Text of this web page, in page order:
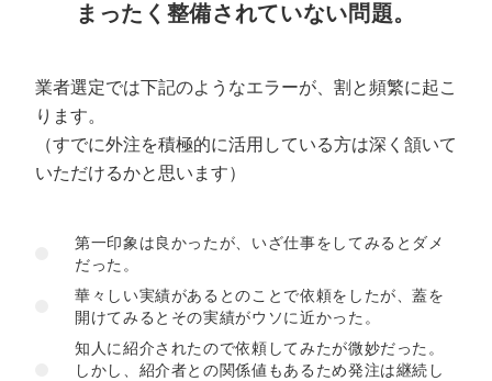
まったく整備されていない問題。
業者選定では下記のようなエラーが、割と頻繁に起こ
ります。
（すでに外注を積極的に活用している方は深く頷いて
いただけるかと思います）
第一印象は良かったが、いざ仕事をしてみるとダメ
だった。
華々しい実績があるとのことで依頼をしたが、蓋を
開けてみるとその実績がウソに近かった。
知人に紹介されたので依頼してみたが微妙だった。
しかし、紹介者との関係値もあるため発注は継続し